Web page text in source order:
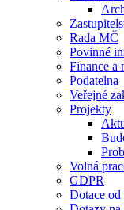
Rada MČ
Povinné
Finance a
Podatelna
Veřejné
Projekty
Volná
GDPR
Dotace